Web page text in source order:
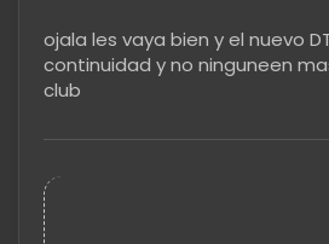
ojala les vaya bien y el nuevo
continuidad y no ninguneen
club